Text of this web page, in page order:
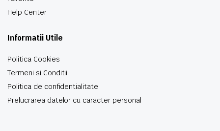
Help Center
Informatii Utile
Politica Cookies
Termeni si Conditii
Politica de confidentialitate
Prelucrarea datelor cu caracter personal